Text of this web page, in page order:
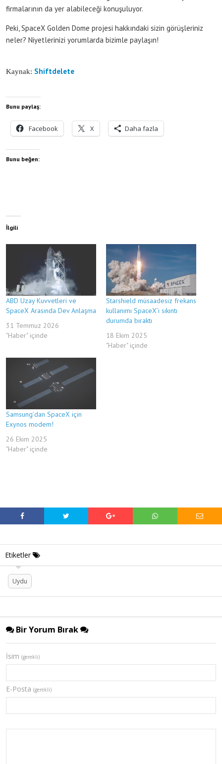
firmalarının da yer alabileceği konuşuluyor.
Peki, SpaceX Golden Dome projesi hakkındaki sizin görüşleriniz
neler? Niyetlerinizi yorumlarda bizimle paylaşın!
Kaynak: Shiftdelete
Bunu paylaş:
Facebook X Daha fazla
Bunu beğen:
İlgili
ABD Uzay Kuvvetleri ve
SpaceX Arasında Dev Anlaşma
31 Temmuz 2026
"Haber" içinde
Starshield müsaadesiz frekans
kullanımı SpaceX’i sıkıntı
durumda bıraktı
18 Ekim 2025
"Haber" içinde
Samsung’dan SpaceX için
Exynos modem!
26 Ekim 2025
"Haber" içinde
Etiketler
Uydu
Bir Yorum Bırak
İsim (gerekli)
E-Posta (gerekli)